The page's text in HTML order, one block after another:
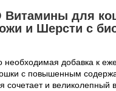
Витамины для
и Шерсти с
необходимая добавка к
с повышенным
сочетает и великолепный